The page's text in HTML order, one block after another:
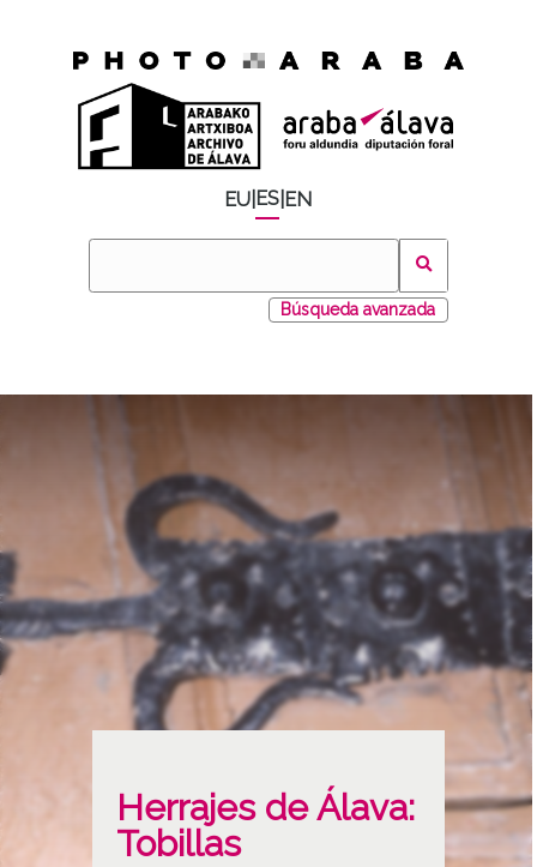
EU ES EN
Búsqueda avanzada
Herrajes de Álava:
Tobillas